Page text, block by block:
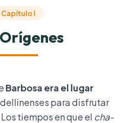
Capítulo I
Barbosa era el lugar
para disfrutar
tiempos en que el cha-